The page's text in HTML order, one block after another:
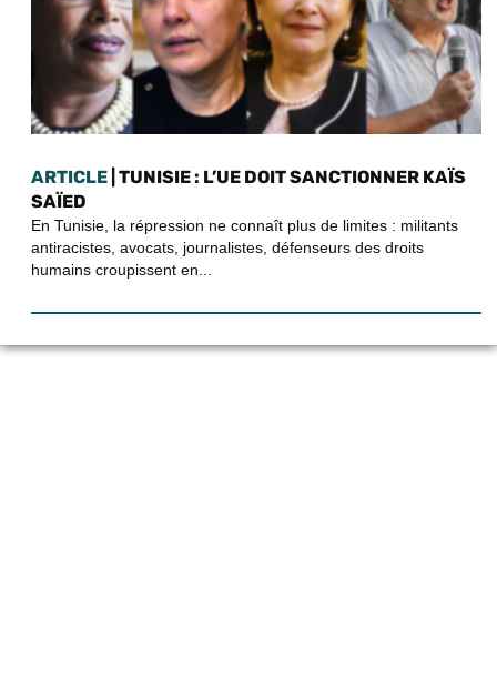
ARTICLE | TUNISIE : L’UE DOIT SANCTIONNER KAÏS
SAÏED
En Tunisie, la répression ne connaît plus de limites : militants
antiracistes, avocats, journalistes, défenseurs des droits
humains croupissent en...